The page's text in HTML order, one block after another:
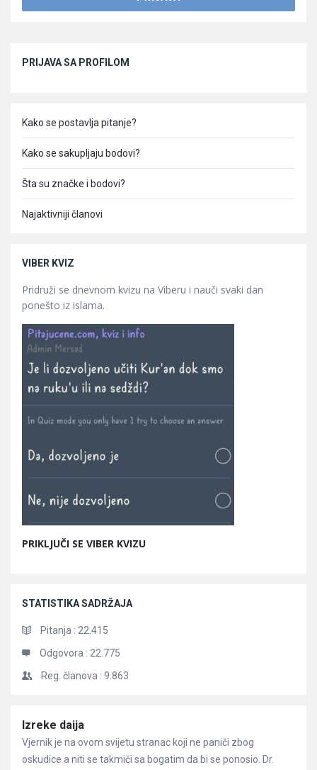
PRIJAVA SA PROFILOM
Kako se postavlja pitanje?
Kako se sakupljaju bodovi?
Šta su značke i bodovi?
Najaktivniji članovi
VIBER KVIZ
Pridruži se dnevnom kvizu na Viberu i nauči svaki dan
ponešto iz islama.
PRIKLJUČI SE VIBER KVIZU
STATISTIKA SADRŽAJA
Pitanja : 22.415
Odgovora : 22.775
Reg. članova : 9.863
Članci
Izreke daija
Vjernik je na ovom svijetu stranac koji ne paniči zbog
oskudice a niti se takmiči sa bogatim da bi se ponosio. Dr.